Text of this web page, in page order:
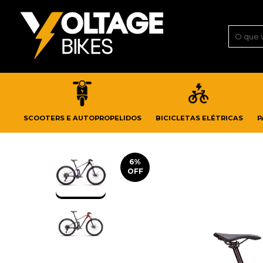
SCOOTERS E AUTOPROPELIDOS BICICLETAS ELÉTRICAS
6%
OFF